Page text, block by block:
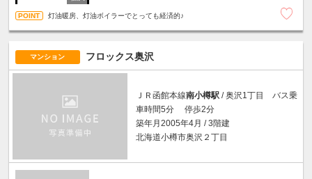
灯油暖房、灯油ボイラーでとっても経済的♪
マンション フロックス奥沢
ＪＲ函館本線南小樽駅 / 奥沢1丁目 バス乗
車時間5分 停歩2分
築年月2005年4月 / 3階建
北海道小樽市奥沢２丁目